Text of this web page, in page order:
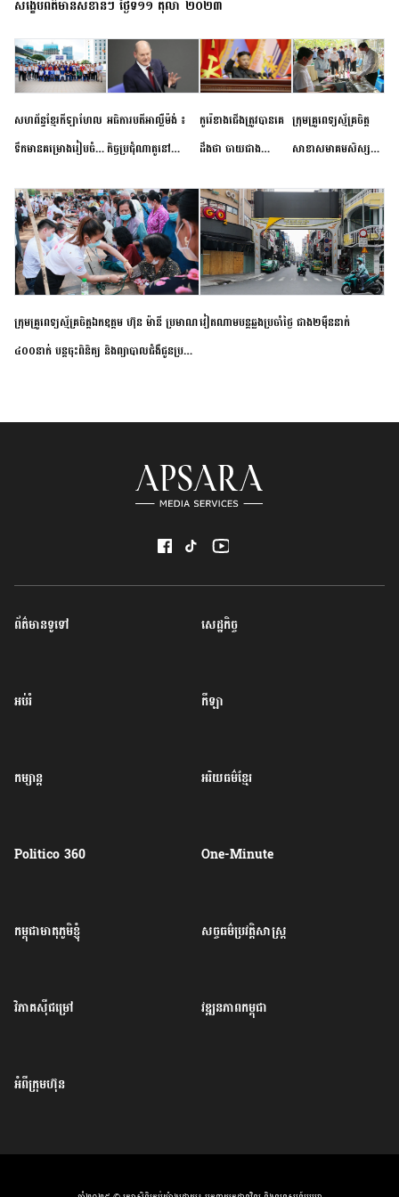
សង្ខេបព័ត៌មានសំខាន់ៗ ថ្ងៃទី១១ តុលា ២០២៣
សហព័ន្ធខ្មែរកីឡាហែល
ទឹកមានគម្រោងរៀបចំ
កម្រិតបឋម ដល់ឧត្តម
សិក្សានាពេលខាងមុខ
អធិការបតីអាល្លឺម៉ង់ ៖
កិច្ចប្រជុំណាតូនៅ
ខាងមុខនឹងបញ្ជូនសញ្ញា
នៃភាពស្អិតរមួត និង
ការប្តេជ្ញាចិត្ត
កូរ៉េខាងជើងត្រូវបានគេ
ដឹងថា ចាយជាង
អភិវឌ្ឍន៍នុយក្លេអ៊ែរ
ក្រុមគ្រូពេទ្យស្ម័គ្រចិត្ត
សាខាសមាគមសិស្ស
ខេត្តកំពង់ចាម ចុះពិនិត្យ
ពិគ្រោះជំងឺទូទៅ និងផ្តល់
ថ្នាំពេទ្យជូនប្រជាពលរដ្ឋ
រស់នៅសង្កាត់បឹងកុក
ក្រុមគ្រូពេទ្យស្ម័គ្រចិត្តឯកឧត្តម ហ៊ុន ម៉ានី ប្រមាណ
៤០០នាក់ បន្តចុះពិនិត្យ និងព្យាបាលជំងឺជូនប្រជា
វៀតណាម​បន្ត​ឆ្លង​ប្រចាំថ្ងៃ​ ​ជាង​២​ម៉ឺន​នាក់​
ព័ត៌មានទូទៅ សេដ្ឋកិច្ច
អប់រំ កីឡា
កម្សាន្ត អរិយធម៌ខ្មែរ
Politico 360 One-Minute
កម្ពុជាមាតុភូមិខ្ញុំ សច្ចធម៌ប្រវត្តិសាស្ត្រ
វិភាគសុីជម្រៅ វឌ្ឍនភាពកម្ពុជា
អំពីក្រុមហ៊ុន